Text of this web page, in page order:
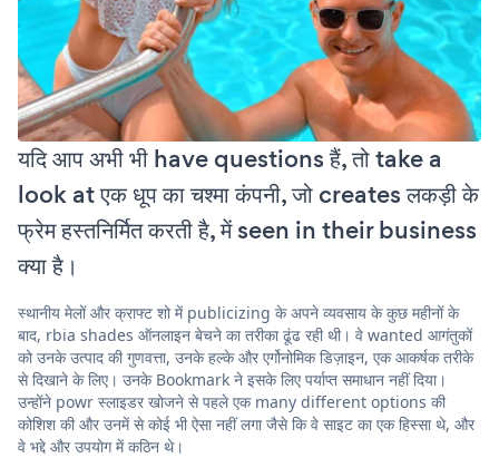
यदि आप अभी भी have questions हैं, तो take a
look at एक धूप का चश्मा कंपनी, जो creates लकड़ी के
फ्रेम हस्तनिर्मित करती है, में seen in their business
क्या है।
स्थानीय मेलों और क्राफ्ट शो में publicizing के अपने व्यवसाय के कुछ महीनों के
बाद, rbia shades ऑनलाइन बेचने का तरीका ढूंढ रही थी। वे wanted आगंतुकों
को उनके उत्पाद की गुणवत्ता, उनके हल्के और एर्गोनोमिक डिज़ाइन, एक आकर्षक तरीके
से दिखाने के लिए। उनके Bookmark ने इसके लिए पर्याप्त समाधान नहीं दिया।
उन्होंने powr स्लाइडर खोजने से पहले एक many different options की
कोशिश की और उनमें से कोई भी ऐसा नहीं लगा जैसे कि वे साइट का एक हिस्सा थे, और
वे भद्दे और उपयोग में कठिन थे।